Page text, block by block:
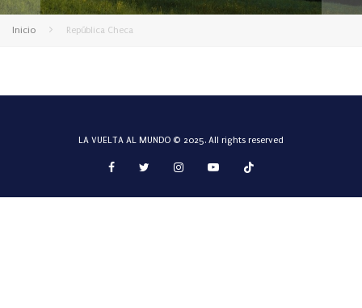
Inicio República Checa
LA VUELTA AL MUNDO © 2025. All rights reserved